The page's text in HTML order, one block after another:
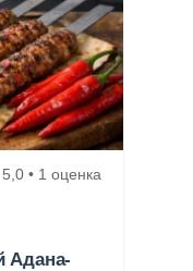
5,0 • 1 оценка
Адана-